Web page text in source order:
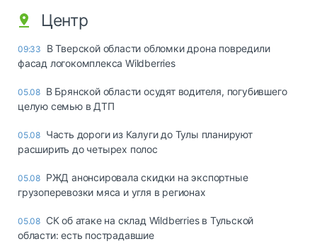
Центр
09:33
В Тверской области обломки дрона повредили
фасад логокомплекса Wildberries
05.08 В Брянской области осудят водителя, погубившего
целую семью в ДТП
05.08 Часть дороги из Калуги до Тулы планируют
расширить до четырех полос
05.08 РЖД анонсировала скидки на экспортные
грузоперевозки мяса и угля в регионах
05.08 СК об атаке на склад Wildberries в Тульской
области: есть пострадавшие